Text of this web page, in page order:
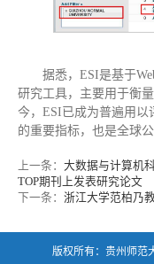
据悉，ESI是基于
研究工具，主要用于衡
今，ESI已成为普遍用
的重要指标，也是全球
上一条： 大数据与计算机
TOP期刊上发表研究论文
下一条： 浙江大学范柏乃
版权所有：贵州师范